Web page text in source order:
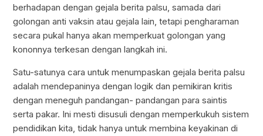
berhadapan dengan gejala berita palsu, samada dari
golongan anti vaksin atau gejala lain, tetapi pengharaman
secara pukal hanya akan memperkuat golongan yang
kononnya terkesan dengan langkah ini.
Satu-satunya cara untuk menumpaskan gejala berita palsu
adalah mendepaninya dengan logik dan pemikiran kritis
dengan meneguh pandangan- pandangan para saintis
serta pakar. Ini mesti disusuli dengan memperkukuh sistem
pendidikan kita, tidak hanya untuk membina keyakinan di